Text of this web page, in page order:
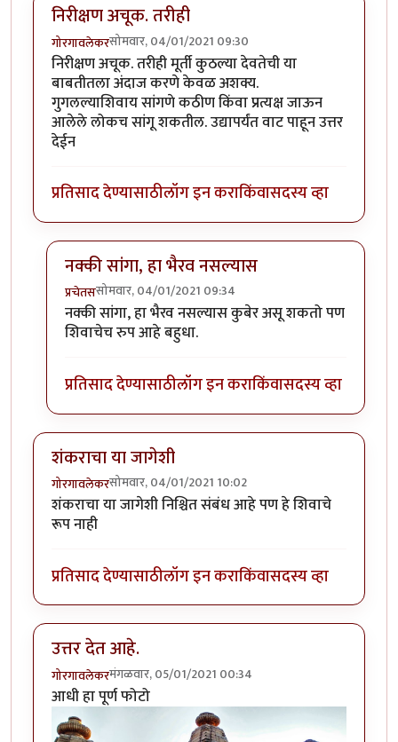
निरीक्षण अचूक. तरीही
गोरगावलेकरसोमवार, 04/01/2021 09:30
निरीक्षण अचूक. तरीही मूर्ती कुठल्या देवतेची या
बाबतीतला अंदाज करणे केवळ अशक्य.
गुगलल्याशिवाय सांगणे कठीण किंवा प्रत्यक्ष जाऊन
आलेले लोकच सांगू शकतील. उद्यापर्यंत वाट पाहून उत्तर
देईन
प्रतिसाद देण्यासाठीलॉग इन कराकिंवासदस्य व्हा
नक्की सांगा, हा भैरव नसल्यास
प्रचेतससोमवार, 04/01/2021 09:34
In reply toनिरीक्षण अचूक. तरीहीbyगोरगावलेकर
नक्की सांगा, हा भैरव नसल्यास कुबेर असू शकतो पण
शिवाचेच रुप आहे बहुधा.
प्रतिसाद देण्यासाठीलॉग इन कराकिंवासदस्य व्हा
शंकराचा या जागेशी
गोरगावलेकरसोमवार, 04/01/2021 10:02
शंकराचा या जागेशी निश्चित संबंध आहे पण हे शिवाचे
रूप नाही
प्रतिसाद देण्यासाठीलॉग इन कराकिंवासदस्य व्हा
उत्तर देत आहे.
गोरगावलेकरमंगळवार, 05/01/2021 00:34
आधी हा पूर्ण फोटो